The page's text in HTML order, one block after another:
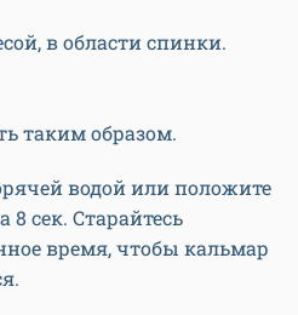
в области спинки.
таким образом.
водой или положите
8 сек. Старайтесь
время, чтобы кальмар